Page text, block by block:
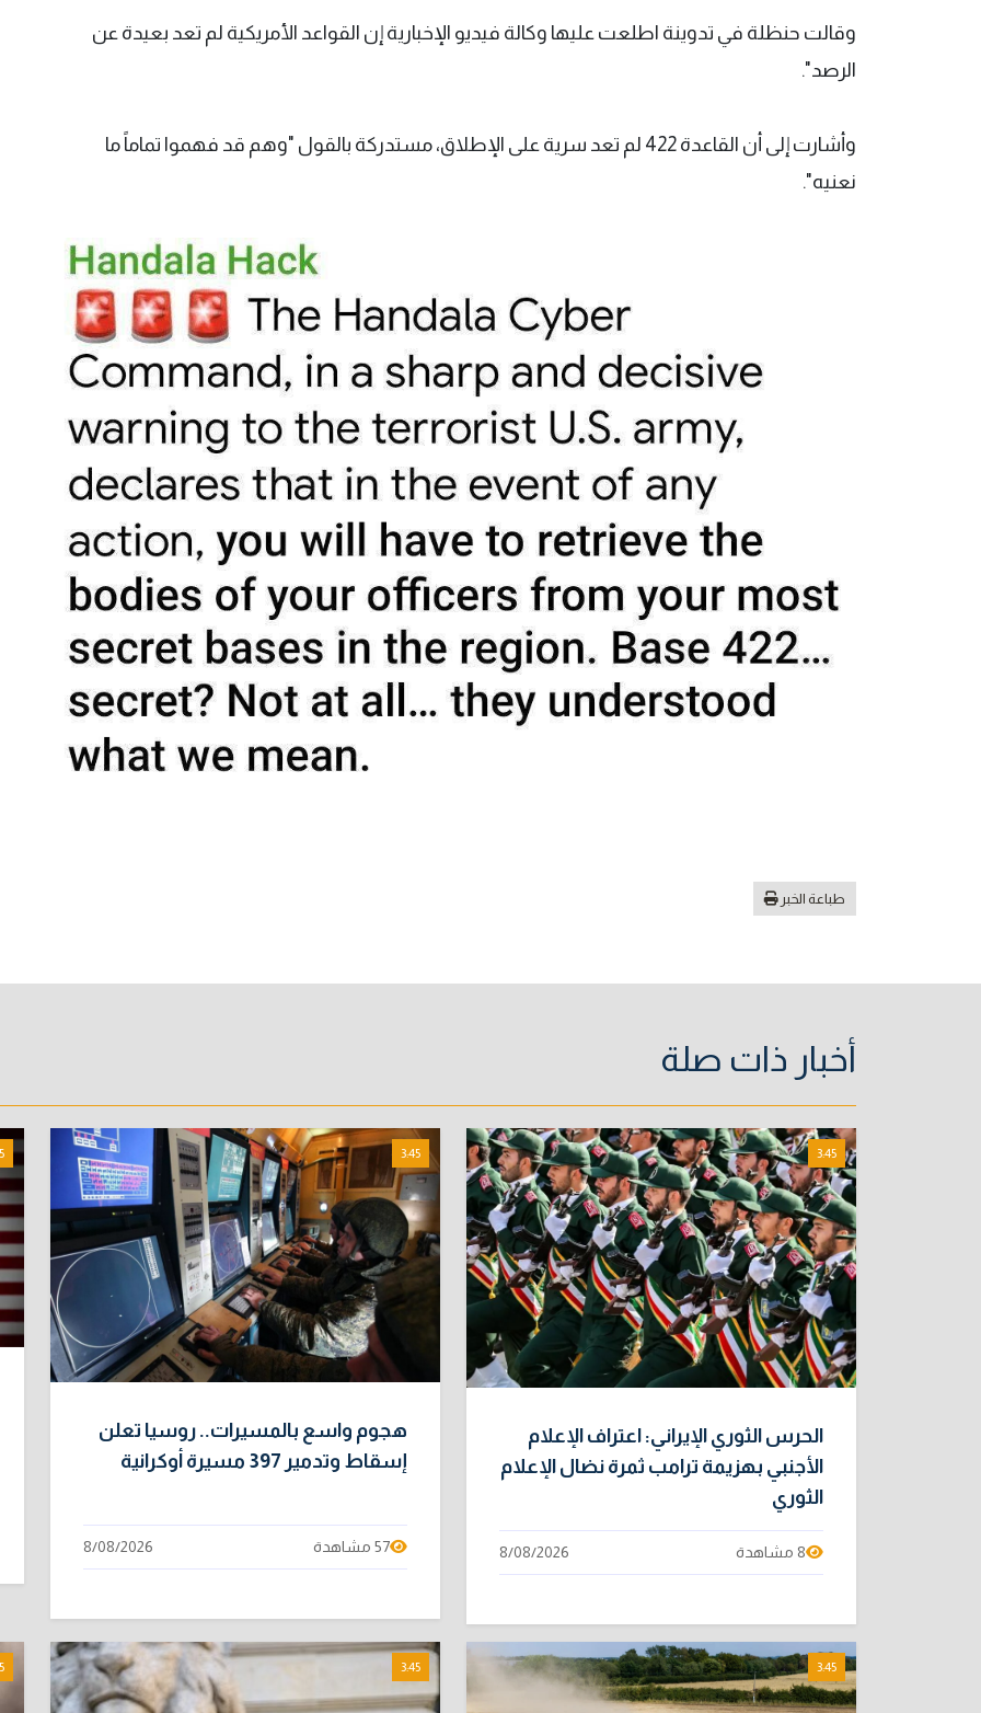
وقالت حنظلة في تدوينة اطلعت عليها وكالة فيديو الإخبارية إن القواعد الأمريكية لم تعد بعيدة عن
الرصد".
وأشارت إلى أن القاعدة 422 لم تعد سرية على الإطلاق، مستدركة بالقول "وهم قد فهموا تماماً ما
نعنيه".
طباعة الخبر
أخبار ذات صلة
3:45
الحرس الثوري الإيراني: اعتراف الإعلام
الأجنبي بهزيمة ترامب ثمرة نضال الإعلام
الثوري
8 مشاهدة 8/08/2026
3:45
هجوم واسع بالمسيرات.. روسيا تعلن
إسقاط وتدمير 397 مسيرة أوكرانية
57 مشاهدة 8/08/2026
3:45
3:45